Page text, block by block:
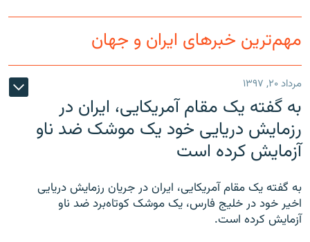
مهم‌ترین خبرهای ایران و جهان
مرداد ۲۰, ۱۳۹۷
به گفته یک مقام آمریکایی، ایران در
رزمایش دریایی خود یک موشک ضد ناو
آزمایش کرده است
به گفته یک مقام آمریکایی، ایران در جریان رزمایش دریایی
اخیر خود در خلیج فارس، یک موشک کوتاه‌برد ضد ناو
آزمایش کرده است.